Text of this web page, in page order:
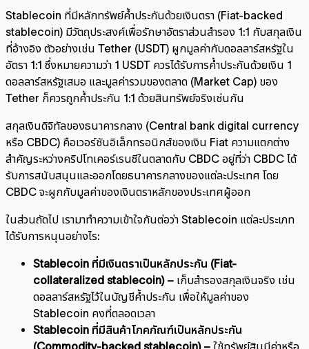
Stablecoin ที่มีหลักทรัพย์ค้ำประกันด้วยเงินตรา (Fiat-backed
stablecoin) มีวัตถุประสงค์เพื่อรักษาอัตราส่วนสำรอง 1:1 กับสกุลเงิน
ที่อ้างอิง ตัวอย่างเช่น Tether (USDT) ผูกมูลค่ากับดอลลาร์สหรัฐใน
อัตรา 1:1 ซึ่งหมายความว่า 1 USDT ควรได้รับการค้ำประกันด้วยเงิน 1
ดอลลาร์สหรัฐเสมอ และมูลค่ารวมของตลาด (Market Cap) ของ
Tether ก็ควรถูกค้ำประกัน 1:1 ด้วยสินทรัพย์จริงเช่นกัน
สกุลเงินดิจิทัลของธนาคารกลาง (Central bank digital currency
หรือ CBDC) คือเวอร์ชันอิเล็กทรอนิกส์ของเงิน Fiat ความแตกต่าง
สำคัญระหว่างคริปโทเคอร์เรนซีในตลาดกับ CBDC อยู่ที่ว่า CBDC ได้
รับการสนับสนุนและออกโดยธนาคารกลางของแต่ละประเทศ โดย
CBDC จะผูกกับมูลค่าของเงินตราหลักของประเทศผู้ออก
ในส่วนถัดไป เรามาทำความเข้าใจกันต่อว่า Stablecoin แต่ละประเภท
ได้รับการหนุนอย่างไร:
Stablecoin ที่มีเงินตราเป็นหลักประกัน (Fiat-
collateralized stablecoin) – เก็บสำรองสกุลเงินจริง เช่น
ดอลลาร์สหรัฐไว้ในบัญชีค้ำประกัน เพื่อให้มูลค่าของ
Stablecoin คงที่ตลอดเวลา
Stablecoin ที่มีสินค้าโภคภัณฑ์เป็นหลักประกัน
(Commodity-backed stablecoin) – ใช้ทรัพย์สินมีค่าหรือ